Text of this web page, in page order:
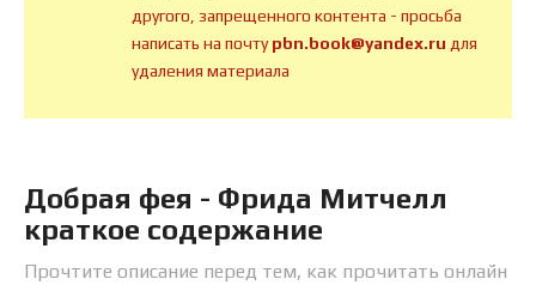
другого, запрещенного контента - просьба
написать на почтуpbn.book@yandex.ru для
удаления материала
Добрая фея - Фрида Митчелл
краткое содержание
Прочтите описание перед тем, как прочитать онлайн